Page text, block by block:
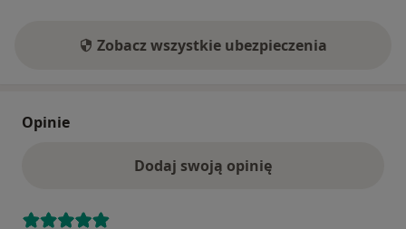
Zobacz wszystkie ubezpieczenia
Opinie
Dodaj swoją opinię